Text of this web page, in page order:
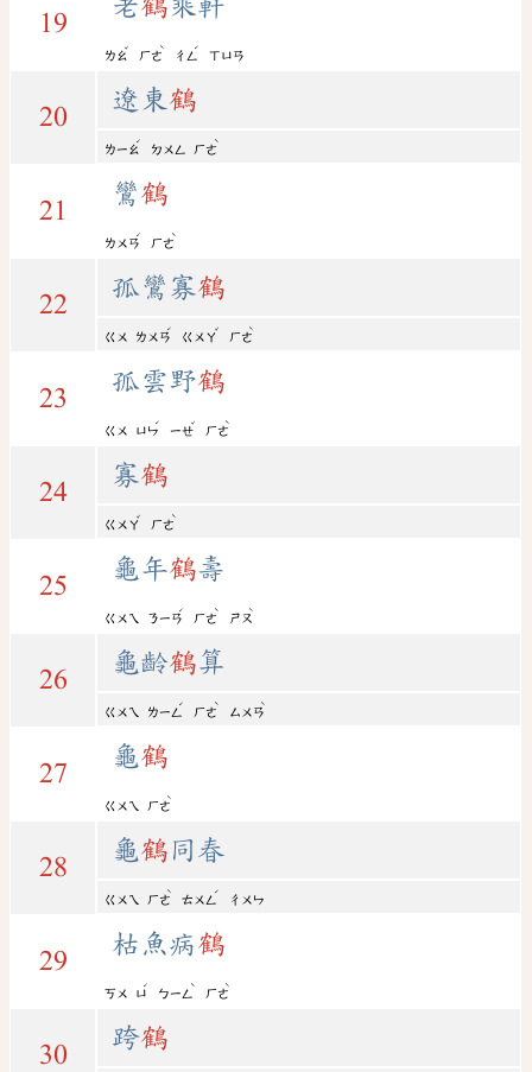
19
老鶴乘軒
ㄌㄠ
ˇ
ㄏㄜ
ˋ
ㄔㄥ
ˊ
ㄒㄩㄢ
20
遼東鶴
ㄌㄧㄠ
ˊ
ㄉㄨㄥ ㄏㄜ
ˋ
21
鸞鶴
ㄌㄨㄢ
ˊ
ㄏㄜ
ˋ
22
孤鸞寡鶴
ㄍㄨ ㄌㄨㄢ
ˊ
ㄍㄨㄚ
ˇ
ㄏㄜ
ˋ
23
孤雲野鶴
ㄍㄨ ㄩㄣ
ˊ
ㄧㄝ
ˇ
ㄏㄜ
ˋ
24
寡鶴
ㄍㄨㄚ
ˇ
ㄏㄜ
ˋ
25
龜年鶴壽
ㄍㄨㄟ ㄋㄧㄢ
ˊ
ㄏㄜ
ˋ
ㄕㄡ
ˋ
26
龜齡鶴算
ㄍㄨㄟ ㄌㄧㄥ
ˊ
ㄏㄜ
ˋ
ㄙㄨㄢ
ˋ
27
龜鶴
ㄍㄨㄟ ㄏㄜ
ˋ
28
龜鶴 同春
ㄍㄨㄟ ㄏㄜ
ˋ
ㄊㄨㄥ
ˊ
ㄔㄨㄣ
29
枯魚病鶴
ㄎㄨ ㄩ
ˊ
ㄅㄧㄥ
ˋ
ㄏㄜ
ˋ
30
跨鶴